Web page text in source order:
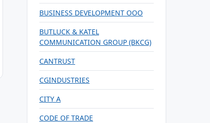
BUSINESS DEVELOPMENT OOO
BUTLUCK & KATEL
COMMUNICATION GROUP (BKCG)
CANTRUST
CGINDUSTRIES
CITY A
CODE OF TRADE